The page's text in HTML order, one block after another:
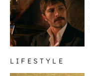
LIFESTYLE